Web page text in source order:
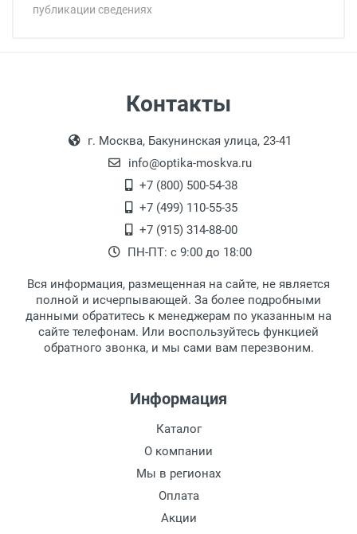
публикации сведениях
Общая ширина:
Длина дужки:
Ширина мостика:
Материал линзы:
Материал оправы:
Материал дужки:
Цвет оправы:
Цвет дужки:
Наличие футляра:
Оплата товара производится
наличными непосредственно на пункте
выдачи товара.
Перечисление средств на расчетный счет.
18:00, по субботам с 11:00 до 15:00, в
офисе по адресу: г. Москва,
Переведеновский переулок 17, корпус 1,
второй этаж, тел. +7 (499) 110-55-35.
После того, как заказ поступает в пункт
выдачи, наш менеджер связывается с
клиентом и оповещает о поступлении
товара.
Для получения товара при себе
обязательно иметь паспорт.
Заказ необходимо забрать в течение 3
рабочих дней с момента поступления на
дополнительных расходов за хранение
Доставляем товар по Москве компанией
Сдэк до ближайшего к вам пункта
Контакты
г. Москва, Бакунинская улица, 23-41
info@optika-moskva.ru
+7 (800) 500-54-38
+7 (499) 110-55-35
+7 (915) 314-88-00
ПН-ПТ: с 9:00 до 18:00
Вся информация, размещенная на сайте, не является
полной и исчерпывающей. За более подробными
данными обратитесь к менеджерам по указанным на
сайте телефонам. Или воспользуйтесь функцией
обратного звонка, и мы сами вам перезвоним.
Информация
Каталог
О компании
Мы в регионах
Оплата
Акции